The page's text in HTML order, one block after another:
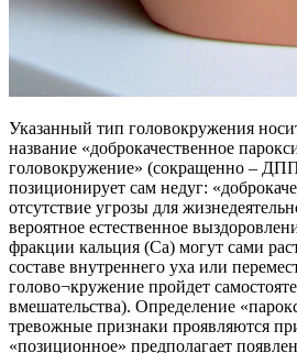
Указанный тип головокружения
название «доброкачественное
головокружение» (сокращенно –
позиционирует сам недуг:
отсутствие угрозы для
вероятное естественное
фракции кальция (Са) могут сами
составе внутреннего уха или
голово¬кружение пройдет
вмешательства). Определение
тревожные признаки проявляются
«позиционное» предполагает